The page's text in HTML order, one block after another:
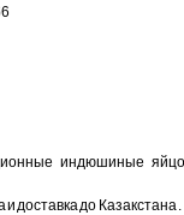
индюшиные
доставка до Казакстана .